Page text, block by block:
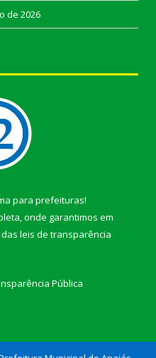
de 2026
para prefeituras!
onde garantimos em
leis de transparência
Pública